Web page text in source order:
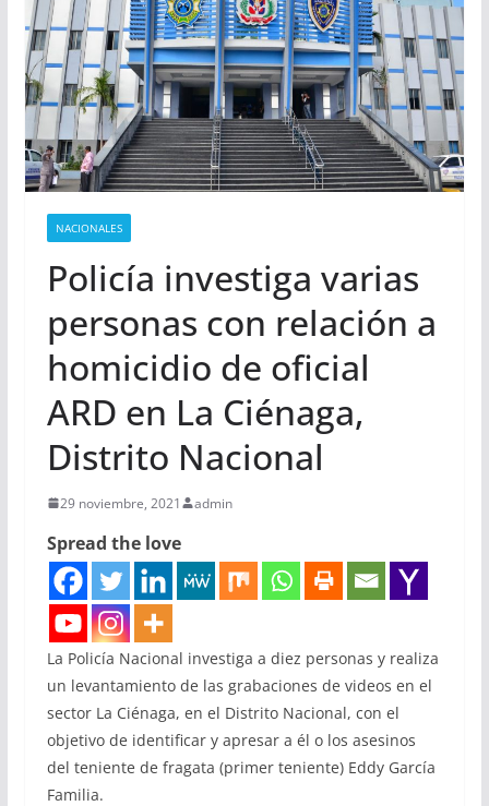
NACIONALES
Policía investiga varias
personas con relación a
homicidio de oficial
ARD en La Ciénaga,
Distrito Nacional
29 noviembre, 2021 admin
Spread the love
La Policía Nacional investiga a diez personas y realiza
un levantamiento de las grabaciones de videos en el
sector La Ciénaga, en el Distrito Nacional, con el
objetivo de identificar y apresar a él o los asesinos
del teniente de fragata (primer teniente) Eddy García
Familia.